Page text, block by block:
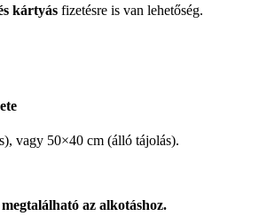
kártyás fizetésre is van lehetőség.
vagy 50×40 cm (álló tájolás).
az alkotáshoz.